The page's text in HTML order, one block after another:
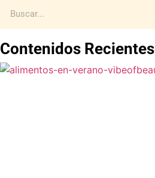
Contenidos Recientes